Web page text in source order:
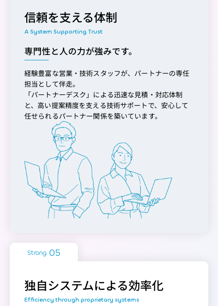
信頼を支える体制
専門性と人の力が強みです。
経験豊富な営業・技術スタッフが、パートナーの専任
担当として伴走。
「パートナーデスク」による迅速な見積・対応体制
と、高い提案精度を支える技術サポートで、安心して
任せられるパートナー関係を築いています。
Strong
独自システムによる効率化